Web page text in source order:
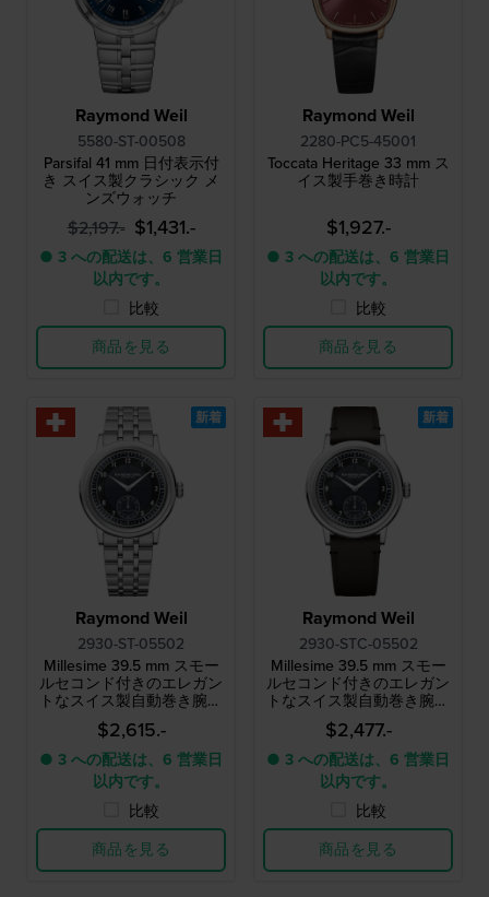
Raymond Weil
5580-ST-00508
Parsifal 41 mm 日付表示付
き スイス製クラシック メ
ンズウォッチ
$2,197.- $1,431.-
● 3 への配送は、6 営業日
以内です。
比較
商品を見る
Raymond Weil
2280-PC5-45001
Toccata Heritage 33 mm ス
イス製手巻き時計
$1,927.-
● 3 への配送は、6 営業日
以内です。
比較
商品を見る
Raymond Weil
2930-ST-05502
Millesime 39.5 mm スモー
ルセコンド付きのエレガン
トなスイス製自動巻き腕時
計
$2,615.-
● 3 への配送は、6 営業日
以内です。
比較
商品を見る
新着
Raymond Weil
2930-STC-05502
Millesime 39.5 mm スモー
ルセコンド付きのエレガン
トなスイス製自動巻き腕時
計
$2,477.-
● 3 への配送は、6 営業日
以内です。
比較
商品を見る
新着